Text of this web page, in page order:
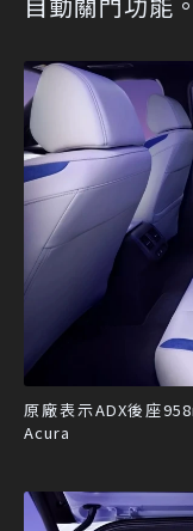
原廠表示ADX後座
Acura